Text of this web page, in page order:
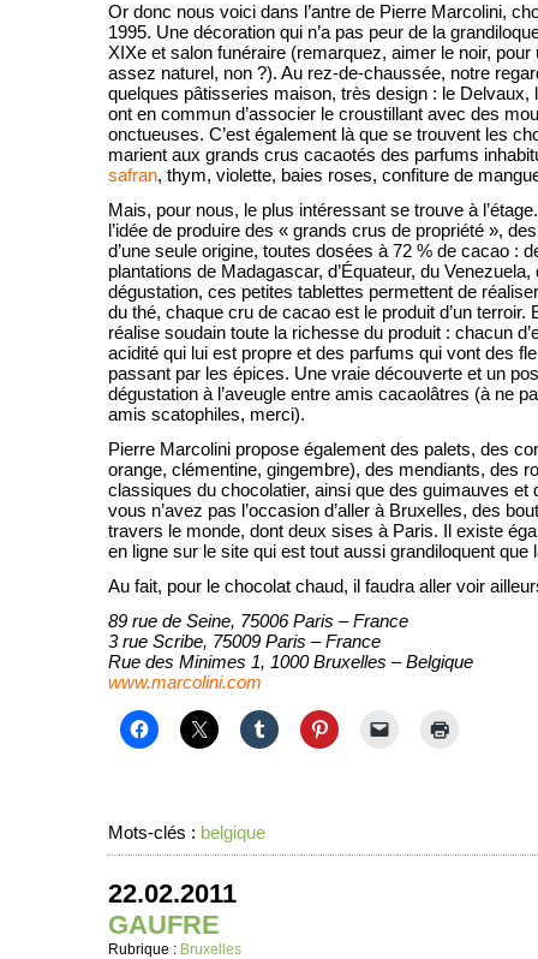
Or donc nous voici dans l’antre de Pierre Marcolini,
1995. Une décoration qui n’a pas peur de la
XIXe et salon funéraire (remarquez, aimer le noir, pour
assez naturel, non ?). Au rez-de-chaussée, notre
quelques pâtisseries maison, très design : le Delvaux,
ont en commun d’associer le croustillant avec des
onctueuses. C’est également là que se trouvent les
marient aux grands crus cacaotés des parfums
safran, thym, violette, baies roses, confiture de
Mais, pour nous, le plus intéressant se trouve à
l’idée de produire des « grands crus de propriété »,
d’une seule origine, toutes dosées à 72 % de cacao :
plantations de Madagascar, d’Équateur, du
dégustation, ces petites tablettes permettent de réaliser
du thé, chaque cru de cacao est le produit d’un terroir.
réalise soudain toute la richesse du produit : chacun
acidité qui lui est propre et des parfums qui vont des
passant par les épices. Une vraie découverte et un
dégustation à l’aveugle entre amis cacaolâtres (à ne
amis scatophiles, merci).
Pierre Marcolini propose également des palets, des
orange, clémentine, gingembre), des mendiants, des
classiques du chocolatier, ainsi que des guimauves et
vous n’avez pas l’occasion d’aller à Bruxelles, des
travers le monde, dont deux sises à Paris. Il existe
en ligne sur le site qui est tout aussi grandiloquent que
Au fait, pour le chocolat chaud, il faudra aller voir
89 rue de Seine, 75006 Paris – France
3 rue Scribe, 75009 Paris – France
Rue des Minimes 1, 1000 Bruxelles – Belgique
www.marcolini.com
Mots-clés : belgique
22.02.2011
GAUFRE
Rubrique : Bruxelles